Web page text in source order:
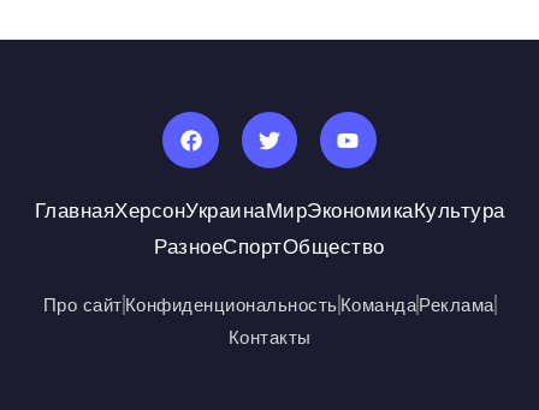
ГлавнаяХерсонУкраинаМирЭкономикаКультура
РазноеСпортОбщество
Про сайтКонфиденциональностьКомандаРеклама
Контакты